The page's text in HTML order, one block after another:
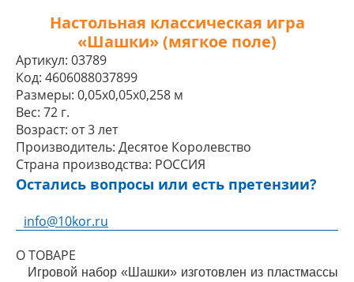
Настольная классическая игра
«Шашки» (мягкое поле)
Артикул: 03789
Код: 4606088037899
Размеры: 0,05x0,05x0,258 м
Вес: 72 г.
Возраст: от 3 лет
Производитель: Десятое Королевство
Страна производства: РОССИЯ
Остались вопросы или есть претензии?
info@10kor.ru
О ТОВАРЕ
Игровой набор «Шашки» изготовлен из пластмассы